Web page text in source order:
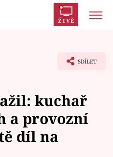
ŽIVĚ
SDÍLET
kuchař
a provozní
díl na